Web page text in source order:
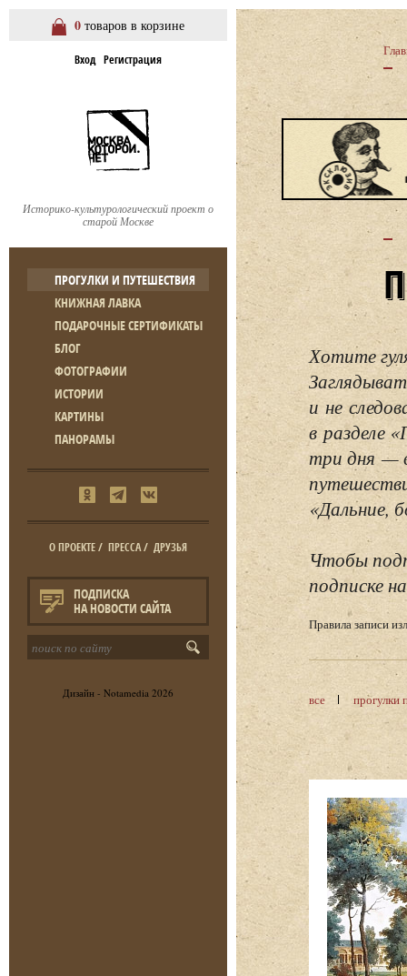
0 товаров в корзине
Вход Регистрация
Историко-культурологический проект о
старой Москве
ПРОГУЛКИ И ПУТЕШЕСТВИЯ
КНИЖНАЯ ЛАВКА
ПОДАРОЧНЫЕ СЕРТИФИКАТЫ
БЛОГ
ФОТОГРАФИИ
ИСТОРИИ
КАРТИНЫ
ПАНОРАМЫ
О ПРОЕКТЕ/ ПРЕССА/ ДРУЗЬЯ
ПОДПИСКА
НА НОВОСТИ САЙТА
Дизайн - Notamedia 2026
Хотите
и не
в разделе
три дня —
«Дальние,
Чтобы
подписке
Правила записи
все прогулки